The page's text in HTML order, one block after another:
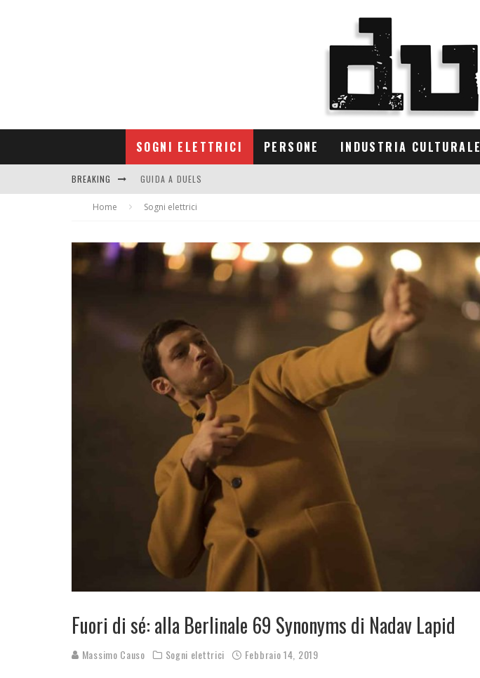
SOGNI ELETTRICI PERSONE INDUSTRIA CULTURALE
BREAKING GUIDA A DUELS
CONTRIBUTORS
Home Sogni elettrici
Fuori di sé: alla Berlinale 69 Synonyms di Nadav Lapid
Massimo Causo Sogni elettrici Febbraio 14, 2019